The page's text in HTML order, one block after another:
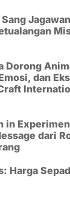
Dorong
dan
in
dari
Harga